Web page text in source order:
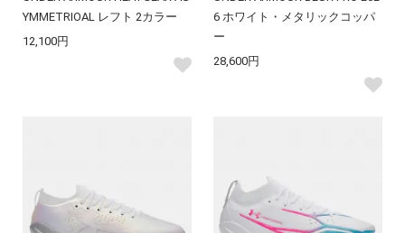
YMMETRIOAL レフト 2カラー
12,100円
6 ホワイト・メタリックコッパ
ー
28,600円